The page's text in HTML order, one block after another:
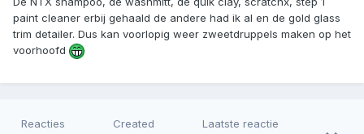
paint cleaner erbij gehaald de andere had ik al en de gold glass
trim detailer. Dus kan voorlopig weer zweetdruppels maken op het
voorhoofd
Reacties Created Laatste reactie